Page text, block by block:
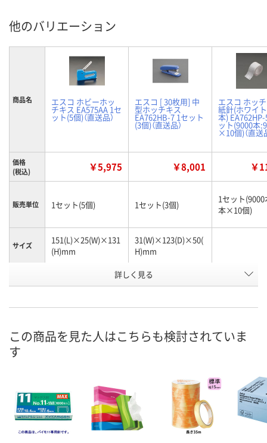
他のバリエーション
商品名 エスコ ホビーホッ
チキス EA575AA 1セ
ット(5個)（直送品）
エスコ [ 30枚用] 中
型ホッチキス
EA762HB-7 1セット
(3個)（直送品）
エスコ ホッ
紙針(ホワイ
本)
ット(9000本
×10個)（直送
価格
(税込)
￥5,975 ￥8,001 ￥
販売単位 1セット(5個) 1セット(3個)
1セット
本×10個)
サイズ
151(L)×25(W)×131
(H)mm
31(W)×123(D)×50(
H)mm
172g 19g（1巻）
号
お届け日
カゴへ カゴへ
数量
カ
詳しく見る
この商品を見た人はこちらも検討されていま
す